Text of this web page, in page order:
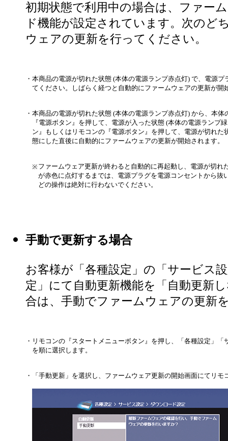
初期状態で利用中の場合は、ファー
ド機能が設定されています。次のど
ウェアの更新を行ってください。
・ 本商品の電源が切れた状態 (本体の電源ランプ赤点灯) で、電源
てください。しばらく経つと自動的にファームウェアの更新が開
・ 本商品の電源が切れた状態 (本体の電源ランプ赤点灯) から、本
『電源ボタン』を押して、電源が入った状態 (本体の電源ランプ
ン』もしくはリモコンの『電源ボタン』を押して、電源が切れた
態にした直後に自動的にファームウェアの更新が開始されます。
※ファームウェア更新が終わると自動的に再起動し、電源が切れ
が赤色に点灯するまでは、電源プラグを電源コンセントから抜
どの操作は絶対に行わないでください。
手動で更新する場合
お客様が「各種設定」の「サービス
定」にて自動更新機能を「自動更新
合は、手動でファームウェアの更新
・ リモコンの『スタートメニューボタン』を押し、「各種設定」
を順に選択します。
・ 「手動更新」を選択し、ファームウェア更新の開始画面にてリ